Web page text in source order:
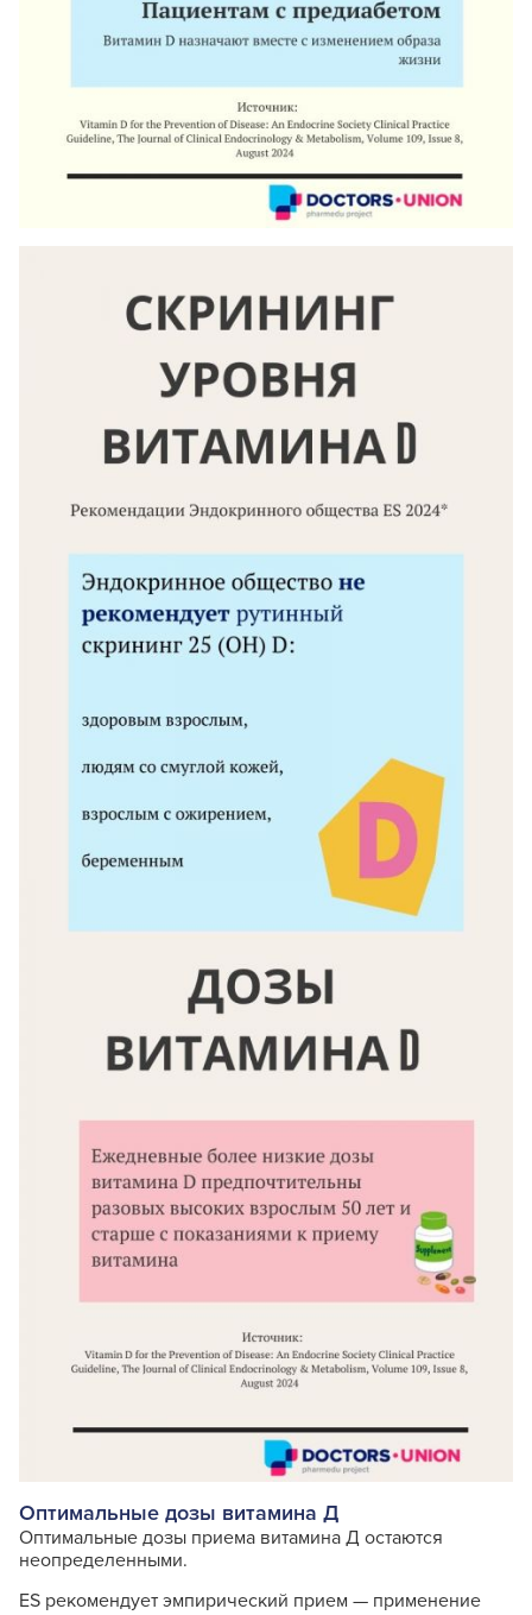
Оптимальные дозы витамина Д
Оптимальные дозы приема витамина Д остаются
неопределенными.
ES рекомендует эмпирический прием — применение